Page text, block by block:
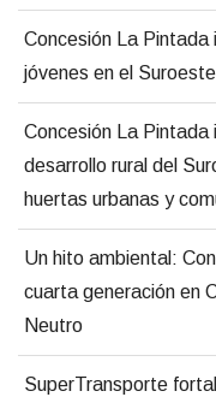
Concesión La Pintada
jóvenes en el
Concesión La Pintada
desarrollo rural del
huertas urbanas y
Un hito ambiental:
cuarta generación en
Neutro
SuperTransporte